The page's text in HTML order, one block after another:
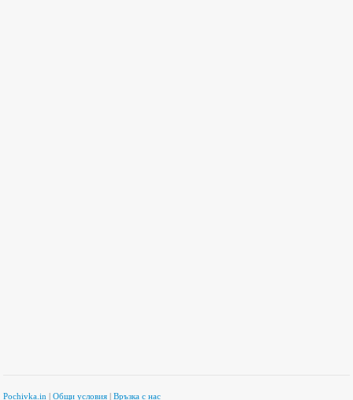
Pochivka.in |Общи условия |Връзка с нас